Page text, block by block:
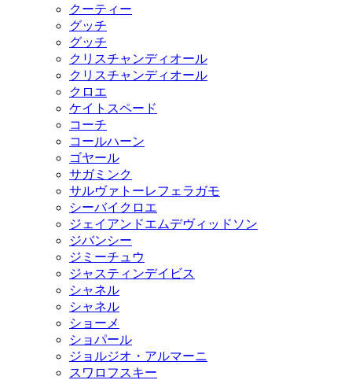
クーティー
グッチ
グッチ
クリスチャンディオール
クリスチャンディオール
クロエ
ケイトスペード
コーチ
コールハーン
ゴヤール
サガミンク
サルヴァトーレフェラガモ
シーバイクロエ
ジェイアンドエムデヴィッドソン
ジバンシー
ジミーチュウ
ジャスティンデイビス
シャネル
シャネル
ショーメ
ショパール
ジョルジオ・アルマーニ
スワロフスキー